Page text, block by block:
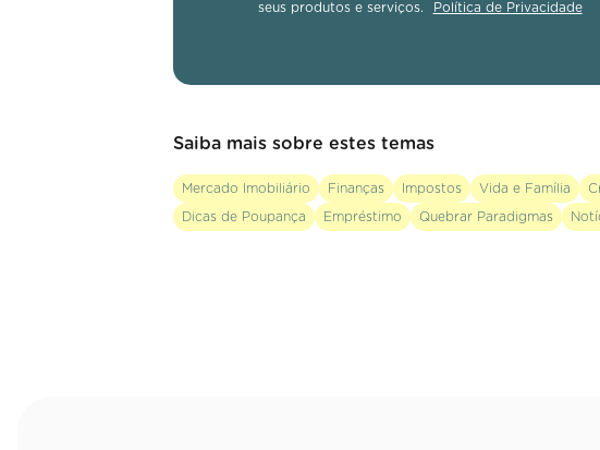
seus produtos e serviços.
Política de Privacidade
Saiba mais sobre estes temas
Mercado Imobiliário Finanças Impostos Vida e Família
Dicas de Poupança Empréstimo Quebrar Paradigmas